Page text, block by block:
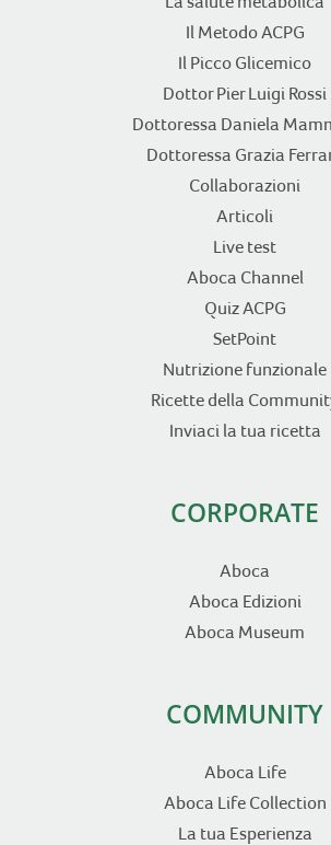
Il Metodo ACPG
Il Picco Glicemico
Dottor Pier Luigi Rossi
Dottoressa Daniela
Dottoressa Grazia
Collaborazioni
Articoli
Live test
Aboca Channel
Quiz ACPG
SetPoint
Nutrizione funzionale
Ricette della
Inviaci la tua ricetta
CORPORATE
Aboca
Aboca Edizioni
Aboca Museum
COMMUNITY
Aboca Life
Aboca Life Collection
La tua Esperienza